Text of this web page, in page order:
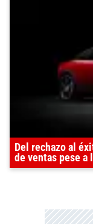
Del rechazo al
de ventas pese a